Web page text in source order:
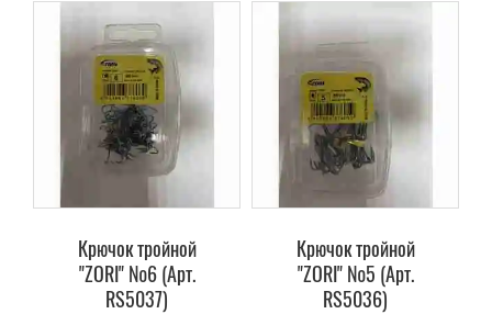
Крючок тройной
"ZORI" №6 (Арт.
RS5037)
Крючок тройной
"ZORI" №5 (Арт.
RS5036)